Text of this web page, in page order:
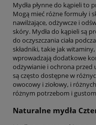
Mydła płynne do kąpieli to
Mogą mieć różne formuły i
nawilżające, odżywcze i
skóry. Mydła do kąpieli są
do oczyszczania ciała
składniki, takie jak
wprowadzają dodatkowe
odżywianie i ochrona przed
są często dostępne w
owocowy i ziołowy, i
różnym potrzebom i
Naturalne mydła